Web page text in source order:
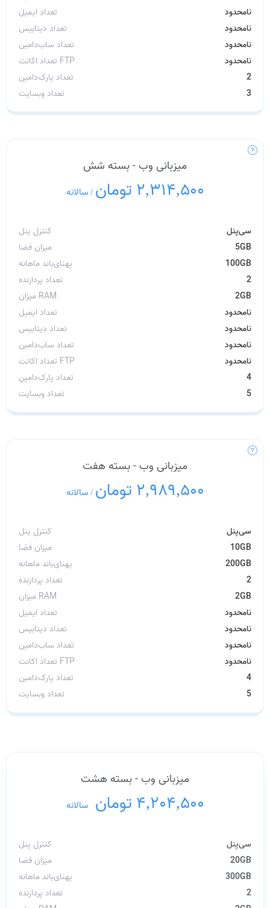
تعداد ایمیل
نامحدود
تعداد دیتابیس
نامحدود
تعداد ساب‌دامین
نامحدود
تعداد اکانت FTP
نامحدود
تعداد پارک‌دامین
2
تعداد وبسایت
3
میزبانی وب - بسته شش
2,314,500 تومان /سالانه
کنترل پنل
سی‌پنل
میزان فضا
5GB
پهنای‌باند ماهانه
100GB
تعداد پردازنده
2
میزان RAM
2GB
تعداد ایمیل
نامحدود
تعداد دیتابیس
نامحدود
تعداد ساب‌دامین
نامحدود
تعداد اکانت FTP
نامحدود
تعداد پارک‌دامین
4
تعداد وبسایت
5
میزبانی وب - بسته هفت
2,989,500 تومان /سالانه
کنترل پنل
سی‌پنل
میزان فضا
10GB
پهنای‌باند ماهانه
200GB
تعداد پردازنده
2
میزان RAM
2GB
تعداد ایمیل
نامحدود
تعداد دیتابیس
نامحدود
تعداد ساب‌دامین
نامحدود
تعداد اکانت FTP
نامحدود
تعداد پارک‌دامین
4
تعداد وبسایت
5
میزبانی وب - بسته هشت
4,204,500 تومان /سالانه
کنترل پنل
سی‌پنل
میزان فضا
20GB
پهنای‌باند ماهانه
300GB
تعداد پردازنده
2